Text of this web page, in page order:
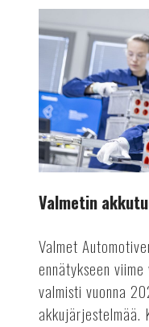
akkutuotanto
ennätykseen
Valmetin
Valmet
ennätykseen
valmisti vuonna
akkujärjestelmää.